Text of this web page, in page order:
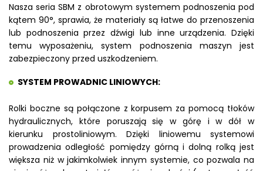
Nasza seria SBM z obrotowym systemem podnoszenia pod
kątem 90°, sprawia, że materiały są łatwe do przenoszenia
lub podnoszenia przez dźwigi lub inne urządzenia. Dzięki
temu wyposażeniu, system podnoszenia maszyn jest
zabezpieczony przed uszkodzeniem.
SYSTEM PROWADNIC LINIOWYCH:
Rolki boczne są połączone z korpusem za pomocą tłoków
hydraulicznych, które poruszają się w górę i w dół w
kierunku prostoliniowym. Dzięki liniowemu systemowi
prowadzenia odległość pomiędzy górną i dolną rolką jest
większa niż w jakimkolwiek innym systemie, co pozwala na